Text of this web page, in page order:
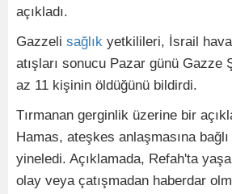
açıkladı.
Gazzeli sağlık yetkilileri, İsrail hava
atışları sonucu Pazar günü Gazze
az 11 kişinin öldüğünü bildirdi.
Tırmanan gerginlik üzerine bir
Hamas, ateşkes anlaşmasına bağlı
yineledi. Açıklamada, Refah'ta
olay veya çatışmadan haberdar